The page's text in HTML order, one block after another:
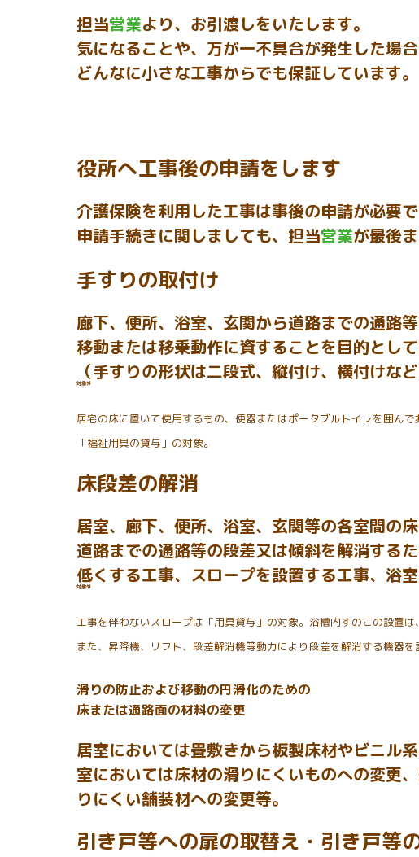
担当営業より、お引渡しをいたします。
気になることや、万が一不具合が発生した場
どんなに小さな工事からでも保証しています。
役所へ工事後の申請をします
介護保険を利用した工事は事後の申請が必要で
申請手続きに関しましても、担当営業が最後
手すりの取付け
廊下、便所、浴室、玄関から道路までの通路
移動または移乗動作に資することを目的として
（手すりの形状は二段式、縦付け、横付けなど
対象外
居宅の床に置いて使用するもの、便器またはポータブルトイレを囲ん
「福祉用具の貸与」の対象。
床段差の解消
居室、廊下、便所、浴室、玄関等の各室間の
道路までの通路等の段差又は傾斜を解消する
低くする工事、スロープを設置する工事、浴
対象外
工事を伴わないスロープは「用具貸与」の対象。浴槽内すのこの設置は
また、昇降機、リフト、段差解消機等動力により段差を解消する機器を
滑りの防止および移動の円滑化のための
床または通路面の材料の変更
居室においては畳敷きから板製床材やビニル
室においては床材の滑りにくいものへの変更
りにくい舗装材への変更等。
引き戸等への扉の取替え・引き戸等